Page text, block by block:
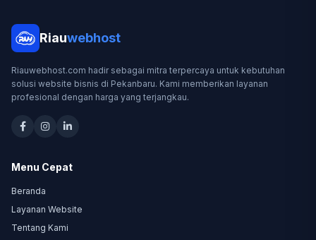
Riauwebhost
Riauwebhost.com hadir sebagai mitra terpercaya untuk kebutuhan
solusi website bisnis di Pekanbaru. Kami memberikan layanan
profesional dengan harga yang terjangkau.
Menu Cepat
Beranda
Layanan Website
Tentang Kami